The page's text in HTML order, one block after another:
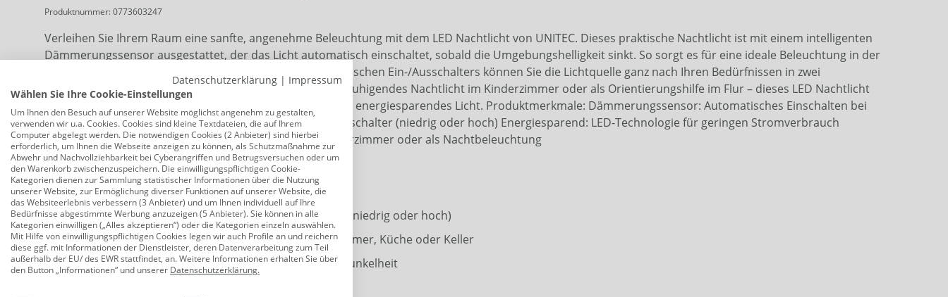
Produktnummer:0773603247
Verleihen Sie Ihrem Raum eine sanfte, angenehme Beleuchtung mit dem LED Nachtlicht von UNITEC. Dieses praktische Nachtlicht ist mit einem intelligenten
Dämmerungssensor ausgestattet, der das Licht automatisch einschaltet, sobald die Umgebungshelligkeit sinkt. So sorgt es für eine ideale Beleuchtung in der
Nacht – ganz ohne manuelles Einschalten. Dank des praktischen Ein-/Ausschalters können Sie die Lichtquelle ganz nach Ihren Bedürfnissen in zwei
Helligkeitsstufen (niedrig oder hoch) anpassen. Ob als beruhigendes Nachtlicht im Kinderzimmer oder als Orientierungshilfe im Flur – dieses LED Nachtlicht
passt sich Ihrer Umgebung an und sorgt für angenehmes, energiesparendes Licht. Produktmerkmale: Dämmerungssensor: Automatisches Einschalten bei
Dunkelheit Zwei Helligkeitsstufen: Einstellbar per Ein-/Ausschalter (niedrig oder hoch) Energiesparend: LED-Technologie für geringen Stromverbrauch
Vielseitig einsetzbar: Perfekt für Flur, Schlafzimmer, Kinderzimmer oder als Nachtbeleuchtung
Fassung: fest verbaute LED
LED Nachtlicht mit Dämmerungsschalter
Zwei Helligkeitsstufen: Einstellbar per Ein-/Ausschalter (niedrig oder hoch)
Perfekt für Flur, Schlafzimmer, Treppenhaus, Kinderzimmer, Küche oder Keller
Dämmerungssensor: Automatisches Einschalten bei Dunkelheit
Datenschutzerklärung | Impressum
Wählen Sie Ihre Cookie-Einstellungen
Um Ihnen den Besuch auf unserer Website möglichst angenehm zu gestalten,
verwenden wir u.a. Cookies. Cookies sind kleine Textdateien, die auf Ihrem
Computer abgelegt werden. Die notwendigen Cookies (2 Anbieter) sind hierbei
erforderlich, um Ihnen die Webseite anzeigen zu können, als Schutzmaßnahme zur
Abwehr und Nachvollziehbarkeit bei Cyberangriffen und Betrugsversuchen oder um
den Warenkorb zwischenzuspeichern. Die einwilligungspflichtigen Cookie-
Kategorien dienen zur Sammlung statistischer Informationen über die Nutzung
unserer Website, zur Ermöglichung diverser Funktionen auf unserer Website, die
das Websiteerlebnis verbessern (3 Anbieter) und um Ihnen individuell auf Ihre
Bedürfnisse abgestimmte Werbung anzuzeigen (5 Anbieter). Sie können in alle
Kategorien einwilligen („Alles akzeptieren“) oder die Kategorien einzeln auswählen.
Mit Hilfe von einwilligungspflichtigen Cookies legen wir auch Profile an und reichern
diese ggf. mit Informationen der Dienstleister, deren Datenverarbeitung zum Teil
außerhalb der EU/ des EWR stattfindet, an. Weitere Informationen erhalten Sie über
den Button „Informationen“ und unserer Datenschutzerklärung.